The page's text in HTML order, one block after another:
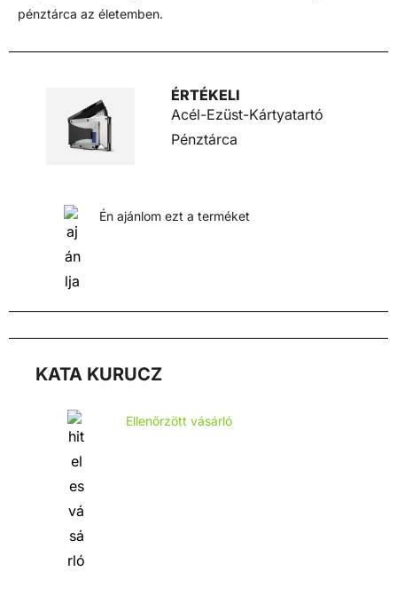
pénztárca az életemben.
ÉRTÉKELI
Acél-Ezüst-Kártyatartó
Pénztárca
Én ajánlom ezt a terméket
KATA KURUCZ
Ellenőrzött vásárló